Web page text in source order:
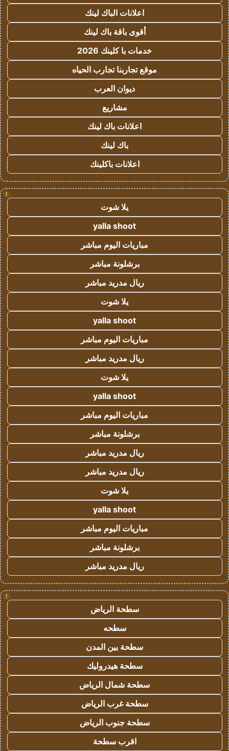
اعلانات الباك لينك
أقوى باقة باك لينك
خدمات با كلينك 2026
موقع تجاربنا تجارب الحياه
ديوان العرب
مشاريع
اعلانات باك لينك
باك لينك
اعلانات باكلينك
!
يلا شوت
yalla shoot
مباريات اليوم مباشر
برشلونة مباشر
ريال مدريد مباشر
يلا شوت
yalla shoot
مباريات اليوم مباشر
ريال مدريد مباشر
يلا شوت
yalla shoot
مباريات اليوم مباشر
برشلونة مباشر
ريال مدريد مباشر
ريال مدريد مباشر
يلا شوت
yalla shoot
مباريات اليوم مباشر
برشلونة مباشر
ريال مدريد مباشر
!
سطحة الرياض
سطحه
سطحة بين المدن
سطحة هيدروليك
سطحة شمال الرياض
سطحة غرب الرياض
سطحة جنوب الرياض
اقرب سطحة